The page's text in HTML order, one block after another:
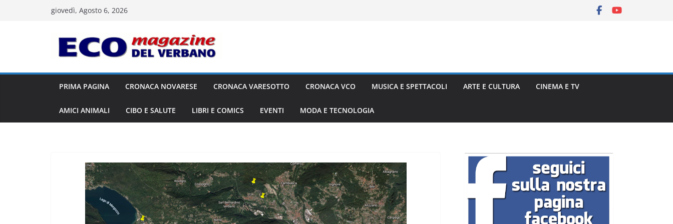
giovedì, Agosto 6, 2026
PRIMA PAGINA CRONACA NOVARESE CRONACA VARESOTTO CRONACA VCO MUSICA E SPETTACOLI ARTE E CULTURA CINEMA E TV
AMICI ANIMALI CIBO E SALUTE LIBRI E COMICS EVENTI MODA E TECNOLOGIA